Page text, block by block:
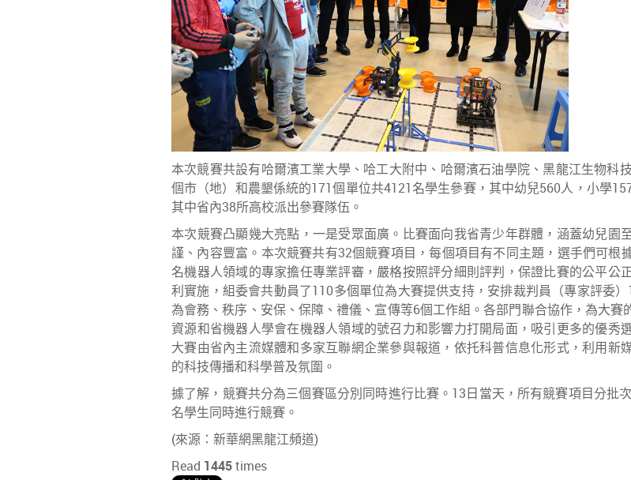
本次競賽共設有哈爾濱工業大學、哈工大附中、哈爾濱石油學院、黑龍江生物科
個市（地）和農墾係統的171個單位共4121名學生參賽，其中幼兒560人，小學
其中省內38所高校派出參賽隊伍。
本次競賽凸顯幾大亮點，一是受眾面廣。比賽面向我省青少年群體，涵蓋幼兒園
謹、內容豐富。本次競賽共有32個競賽項目，每個項目有不同主題，選手們可根
名機器人領域的專家擔任專業評審，嚴格按照評分細則評判，保證比賽的公平公
利實施，組委會共動員了110多個單位為大賽提供支持，安排裁判員（專家評委
為會務、秩序、安保、保障、禮儀、宣傳等6個工作組。各部門聯合協作，為大
資源和省機器人學會在機器人領域的號召力和影響力打開局面，吸引更多的優秀
大賽由省內主流媒體和多家互聯網企業參與報道，依托科普信息化形式，利用新
的科技傳播和科學普及氛圍。
據了解，競賽共分為三個賽區分別同時進行比賽。13日當天，所有競賽項目分批
名學生同時進行競賽。
(來源：新華網黑龍江頻道)
Read 1445times